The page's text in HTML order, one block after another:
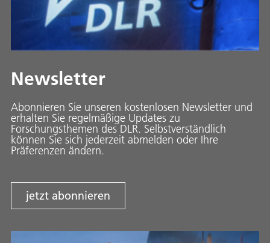
Newsletter
Abonnieren Sie unseren kostenlosen Newsletter und
erhalten Sie regelmäßige Updates zu
Forschungsthemen des DLR. Selbstverständlich
können Sie sich jederzeit abmelden oder Ihre
Präferenzen ändern.
jetzt abonnieren